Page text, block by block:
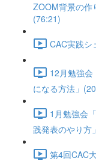
ZOOM背景の作
(76:21)
CAC実践シ
12月勉強会
になる方法」
1月勉強会
践発表のやり
第4回CAC